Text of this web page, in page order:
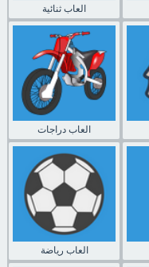
العاب ثنائية
العاب دراجات
العاب رياضة